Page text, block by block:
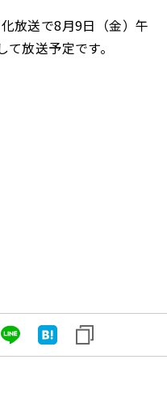
放送で8月9日（金）午
放送予定です。